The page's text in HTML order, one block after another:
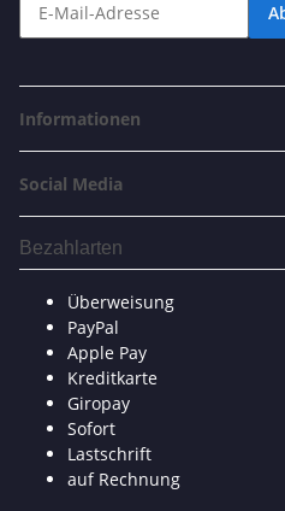
Informationen
Social Media
Bezahlarten
Überweisung
PayPal
Apple Pay
Kreditkarte
Giropay
Sofort
Lastschrift
auf Rechnung